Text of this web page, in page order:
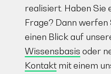
realisiert. Haben Sie
Frage? Dann werfen
einen Blick auf
Wissensbasis oder
Kontakt mit einem